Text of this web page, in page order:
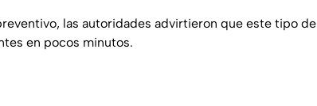
las autoridades advirtieron que este tipo de
en pocos minutos.